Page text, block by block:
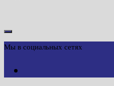
Мы в социальных сетях